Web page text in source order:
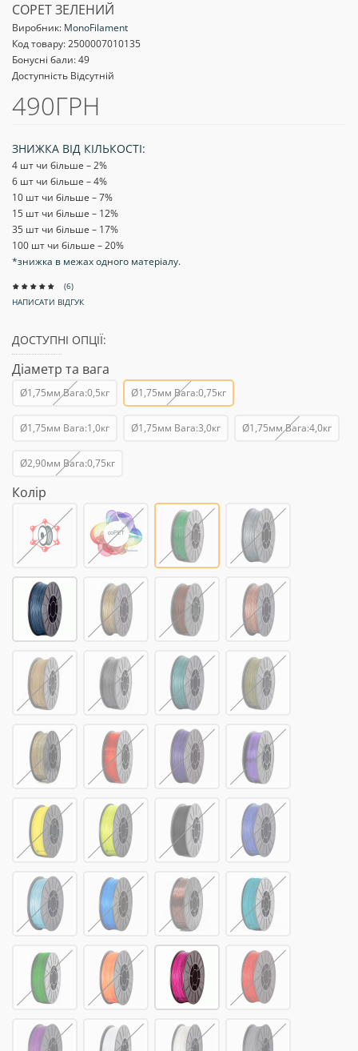
COPET ЗЕЛЕНИЙ
Виробник: MonoFilament
Код товару:2500007010135
Бонусні бали: 49
Доступність Відсутній
490ГРН
ЗНИЖКА ВІД КІЛЬКОСТІ:
4 шт чи більше – 2%
6 шт чи більше – 4%
10 шт чи більше – 7%
15 шт чи більше – 12%
35 шт чи більше – 17%
100 шт чи більше – 20%
*знижка в межах одного матеріалу.
(6)
НАПИСАТИ ВІДГУК
ДОСТУПНІ ОПЦІЇ:
Діаметр та вага
Ø1,75мм Вага:0,5кг Ø1,75мм Вага:0,75кг
Ø1,75мм Вага:1,0кг Ø1,75мм Вага:3,0кг Ø1,75мм Вага:4,0кг
Ø2,90мм Вага:0,75кг
Колір